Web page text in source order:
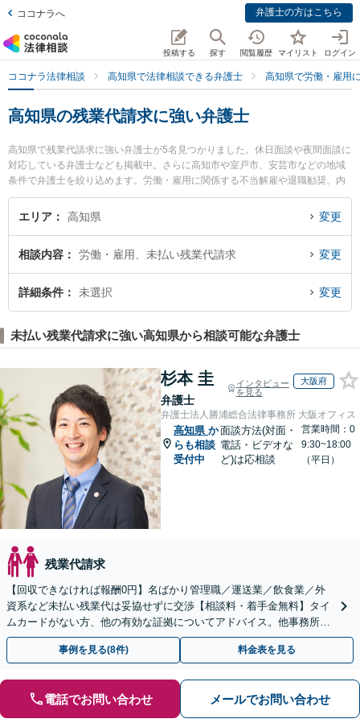
ココナラへ 弁護士の方はこちら
投稿する 探す 閲覧履歴 マイリスト ログイン
ココナラ法律相談 高知県で法律相談できる弁護士 高知県で労働・雇用
高知県の残業代請求に強い弁護士
高知県で残業代請求に強い弁護士が5名見つかりました。休日面談や夜間面談に
対応している弁護士なども掲載中。さらに高知市や室戸市、安芸市などの地域
条件で弁護士を絞り込めます。労働・雇用に関係する不当解雇や退職勧奨、内
定取消等の細かな分野での絞り込み検索もでき便利です。特に藤宗本澤法律事
務所の藤宗 正志弁護士や御座法律事務所の久保 宜弘弁護士、やいろ法律事務所
士に相談したい』『残業代請求のトラブル解決の実績豊富な近くの弁護士を検
索したい』『初回相談無料で残業代請求を法律相談できる高知県内の弁護士に
相談予約したい』などでお困りの相談者さんにおすすめです。
エリア 高知県 変更
相談内容 労働・雇用、未払い残業代請求 変更
詳細条件 未選択 変更
未払い残業代請求に強い高知県から相談可能な弁護士
杉本 圭
弁護士
インタビュー
を見る
大阪府
弁護士法人勝浦総合法律事務所 大阪オフィス
高知県 か
らも相談
受付中
面談方法(対面・
電話・ビデオな
ど)は応相談
営業時間：0
9:30~18:00
（平日）
残業代請求
【回収できなければ報酬0円】名ばかり管理職／運送業／飲食業／外
資系など未払い残業代は妥協せずに交渉【相談料・着手金無料】タイ
ムカードがない方、他の有効な証拠についてアドバイス。他事務所で
断られた方もご相談ください。あなたの権利を守ります！
事例を見る(8件) 料金表を見る
電話でお問い合わせ メールでお問い合わせ